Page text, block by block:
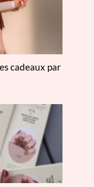
cadeaux par